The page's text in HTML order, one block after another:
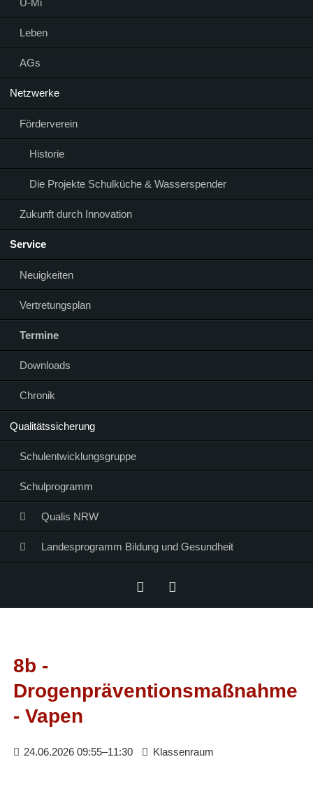
Leben
AGs
Netzwerke
Förderverein
Historie
Die Projekte Schulküche & Wasserspender
Zukunft durch Innovation
Service
Neuigkeiten
Vertretungsplan
Termine
Downloads
Chronik
Qualitätssicherung
Schulentwicklungsgruppe
Schulprogramm
Qualis NRW
Landesprogramm Bildung und Gesundheit
8b -
Drogenpräventionsmaßnahme
- Vapen
24.06.2026 09:55–11:30 Klassenraum